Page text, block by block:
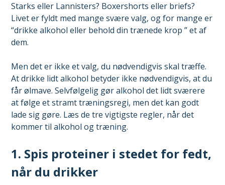
Starks eller Lannisters? Boxershorts eller briefs?
Livet er fyldt med mange svære valg, og for mange er
“drikke alkohol eller behold din trænede krop ” et af
dem.
Men det er ikke et valg, du nødvendigvis skal træffe.
At drikke lidt alkohol betyder ikke nødvendigvis, at du
får ølmave. Selvfølgelig gør alkohol det lidt sværere
at følge et stramt træningsregi, men det kan godt
lade sig gøre. Læs de tre vigtigste regler, når det
kommer til alkohol og træning.
1. Spis proteiner i stedet for fedt,
når du drikker